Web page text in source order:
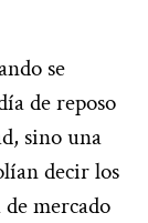
se
de reposo
sino una
decir los
mercado